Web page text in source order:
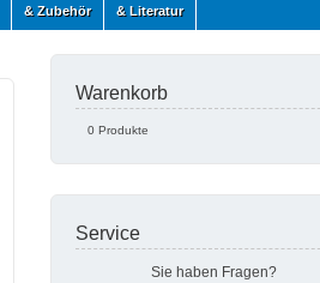
& Zubehör
& Literatur
Warenkorb
0 Produkte
Service
Sie haben Fragen?